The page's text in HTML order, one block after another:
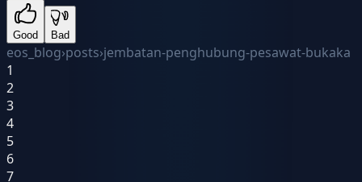
Good Bad
eos_blog›posts›jembatan-penghubung-pesawat-bukaka
1
2
3
4
5
6
7